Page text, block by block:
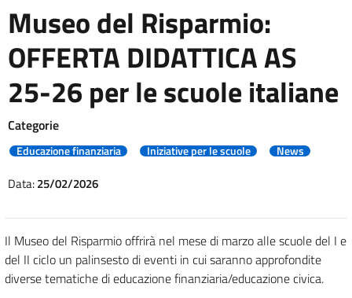
Museo del Risparmio:
OFFERTA DIDATTICA AS
25-26 per le scuole italiane
Categorie
Educazione finanziaria Iniziative per le scuole News
Data:25/02/2026
Il Museo del Risparmio offrirà nel mese di marzo alle scuole del I e
del II ciclo un palinsesto di eventi in cui saranno approfondite
diverse tematiche di educazione finanziaria/educazione civica.